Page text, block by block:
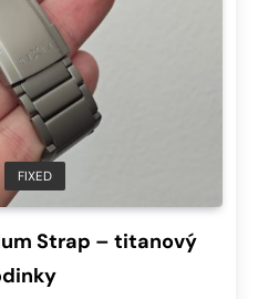
FIXED
Strap – titanový